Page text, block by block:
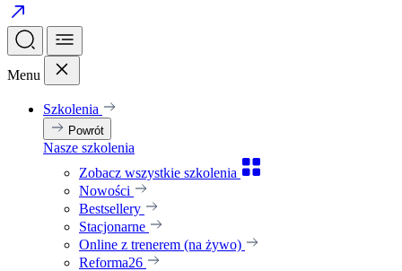
Menu
Szkolenia
Powrót
Nasze szkolenia
Zobacz wszystkie szkolenia
Nowości
Bestsellery
Stacjonarne
Online z trenerem (na żywo)
Reforma26